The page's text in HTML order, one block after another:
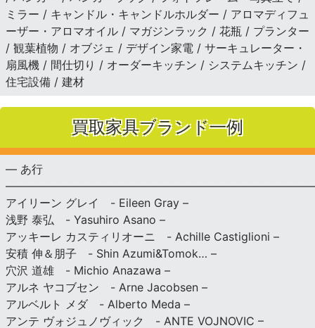
ミラー / キャンドル・キャンドルホルダー / アロマディフュ
ーザー・アロマオイル / マガジンラック / 花瓶 / プランター
/ 観葉植物 / オブジェ / デザイン家電 / サーキュレーター・
扇風機 / 間仕切り / オーダーキッチン / システムキッチン /
住宅設備 / 建材
買取家具ブランド一例
— あ行
アイリーン グレイ - Eileen Gray –
浅野 泰弘 - Yasuhiro Asano –
アッキーレ カスティリオーニ - Achille Castiglioni –
安積 伸＆朋子 - Shin Azumi&Tomok… –
穴沢 道雄 - Michio Anazawa –
アルネ ヤコブセン - Arne Jacobsen –
アルベルト メダ - Alberto Meda –
アンテ ヴォジュノヴィック - ANTE VOJNOVIC –